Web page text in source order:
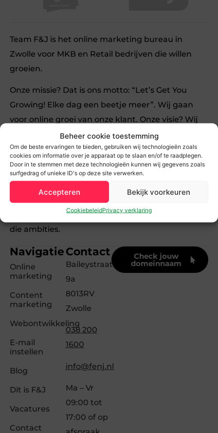
Beheer cookie toestemming
Om de beste ervaringen te bieden, gebruiken wij technologieën zoals
cookies om informatie over je apparaat op te slaan en/of te raadplegen.
Door in te stemmen met deze technologieën kunnen wij gegevens zoals
surfgedrag of unieke ID's op deze site verwerken.
Accepteren Bekijk voorkeuren
CookiebeleidPrivacy verklaring
Team F&J is het online marketing bureau in
Zwolle voor MKB en Retail bedrijven die willen
groeien.
Onze missie? Dat is ons motto: “Let’s Get You
Growing! Elke dag een beetje meer”. Wij gaan
voor online groei van onze klant. Onze visie? Wij
geloven dat elke MKB of Retail ondernemer veel
meer uit online kan halen.
Onze Perfecte Klant? Bedrijven met groeiambitie.
Ondernemers die aan alles voelen dat er meer uit
online te halen is. Én, die zin hebben om online te
knallen. Ons Team F&J helpt bij het vervullen van
die ambities.
Navigatie
Online
marketing
Content
marketing
Webontwikkeling
E-mail
instellen
Blog
Dit is F&J
Vacatures
Contact
Contact
Baileystraat
9a
8013RV
Zwolle
038 200
1600
info@fenj.nl
Ma – Vr
09:00 tot
17:00 of op
Check jouw
domeinnaam